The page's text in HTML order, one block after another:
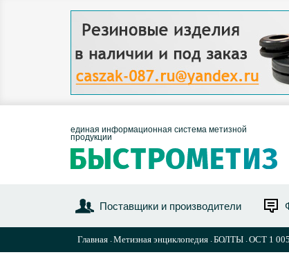
единая информационная система метизной
продукции
Поставщики и производители
Главная Метизная энциклопедия БОЛТЫ ОСТ 1